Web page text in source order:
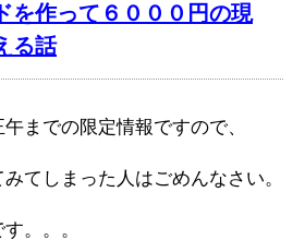
を作って６０００円の現
る話
までの限定情報ですので、
てしまった人はごめんなさい。
。。。